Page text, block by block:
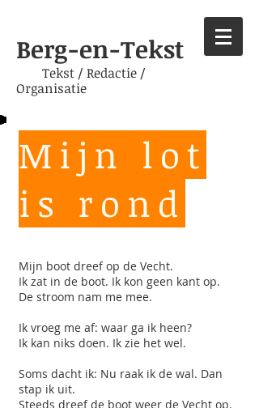
Berg-en-Tekst
Tekst / Redactie /
Organisatie
Mijn lot
is rond
Mijn boot dreef op de Vecht.
Ik zat in de boot. Ik kon geen kant op.
De stroom nam me mee.
Ik vroeg me af: waar ga ik heen?
Ik kan niks doen. Ik zie het wel.
Soms dacht ik: Nu raak ik de wal. Dan
stap ik uit.
Steeds dreef de boot weer de Vecht op.